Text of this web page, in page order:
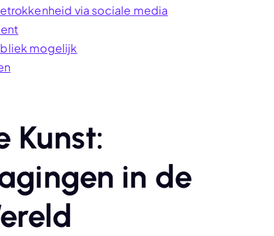
via sociale media
mogelijk
Kunst:
in de